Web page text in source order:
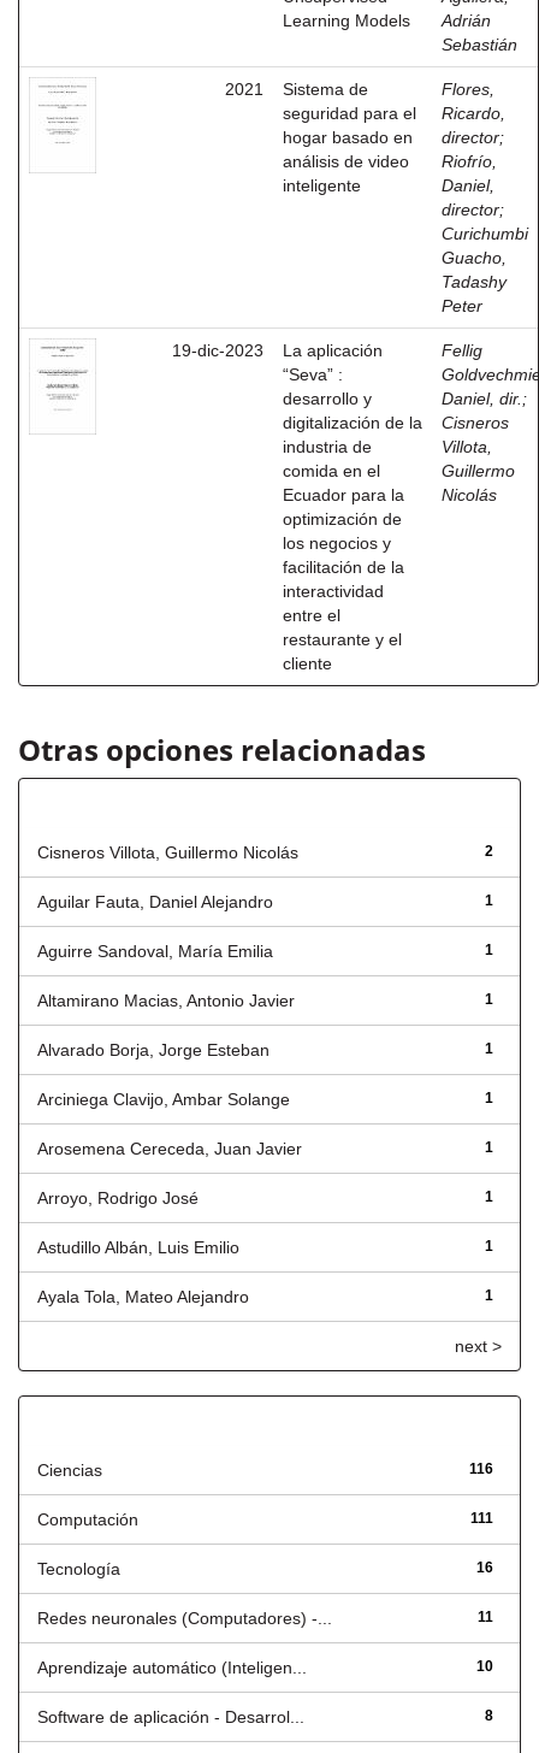
Learning Models
Adrián
Sebastián
2021
Sistema de
seguridad para el
hogar basado en
análisis de video
inteligente
Flores,
Ricardo,
director;
Riofrío,
Daniel,
director;
Curichumbi
Guacho,
Tadashy
Peter
19-dic-2023
La aplicación
“Seva” :
desarrollo y
digitalización de la
industria de
comida en el
Ecuador para la
optimización de
los negocios y
facilitación de la
interactividad
entre el
restaurante y el
cliente
Fellig
Daniel, dir. ;
Cisneros
Villota,
Guillermo
Nicolás
Otras opciones relacionadas
2
Cisneros Villota, Guillermo Nicolás
1
Aguilar Fauta, Daniel Alejandro
1
Aguirre Sandoval, María Emilia
1
Altamirano Macias, Antonio Javier
1
Alvarado Borja, Jorge Esteban
1
Arciniega Clavijo, Ambar Solange
1
Arosemena Cereceda, Juan Javier
1
Arroyo, Rodrigo José
1
Astudillo Albán, Luis Emilio
1
Ayala Tola, Mateo Alejandro
next >
116
Ciencias
111
Computación
16
Tecnología
11
Redes neuronales (Computadores) -...
10
Aprendizaje automático (Inteligen...
8
Software de aplicación - Desarrol...